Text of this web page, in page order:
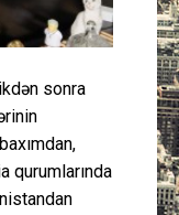
etikası
sonra
qurumlarında